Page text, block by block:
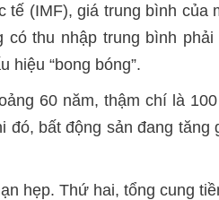
(IMF), giá trung bình của
thu nhập trung bình
“bong bóng”.
60 năm, thậm chí là
bất động sản đang tăng
hẹp. Thứ hai, tổng cung